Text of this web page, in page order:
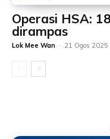
Operasi HSA:
dirampas
Lok Mee Wan - 21 Ogos 2025